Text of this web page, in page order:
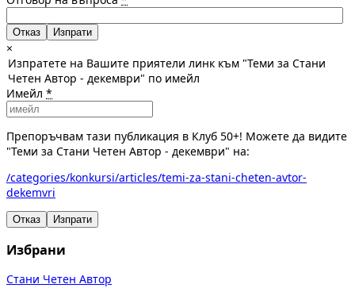
Отказ
×
Изпратете на Вашите приятели линк към "Теми за Стани
Четен Автор - декември" по имейл
Имейл *
Препоръчвам тази публикация в Клуб 50+! Можете да видите
"Теми за Стани Четен Автор - декември" на:
/categories/konkursi/articles/temi-za-stani-cheten-avtor-
dekemvri
Отказ Изпрати
Избрани
Стани Четен Автор